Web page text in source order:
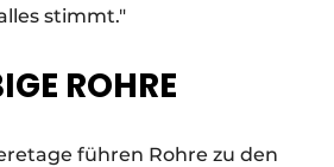
stimmt."
ROHRE
führen Rohre zu den